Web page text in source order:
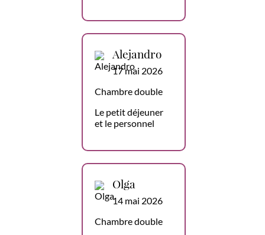
Alejandro
17 mai 2026
Chambre double
Le petit déjeuner
et le personnel
Olga
14 mai 2026
Chambre double